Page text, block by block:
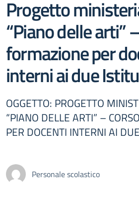
Progetto
“Piano delle arti”
formazione per
interni ai due
OGGETTO: PROGETTO
“PIANO DELLE ARTI” –
PER DOCENTI INTERNI AI
Personale scolastico